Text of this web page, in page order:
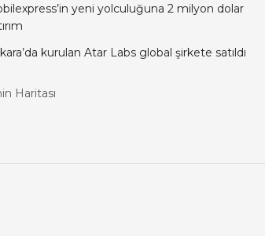
yeni yolculuğuna 2 milyon dolar
kurulan Atar Labs global şirkete satıldı
Haritası